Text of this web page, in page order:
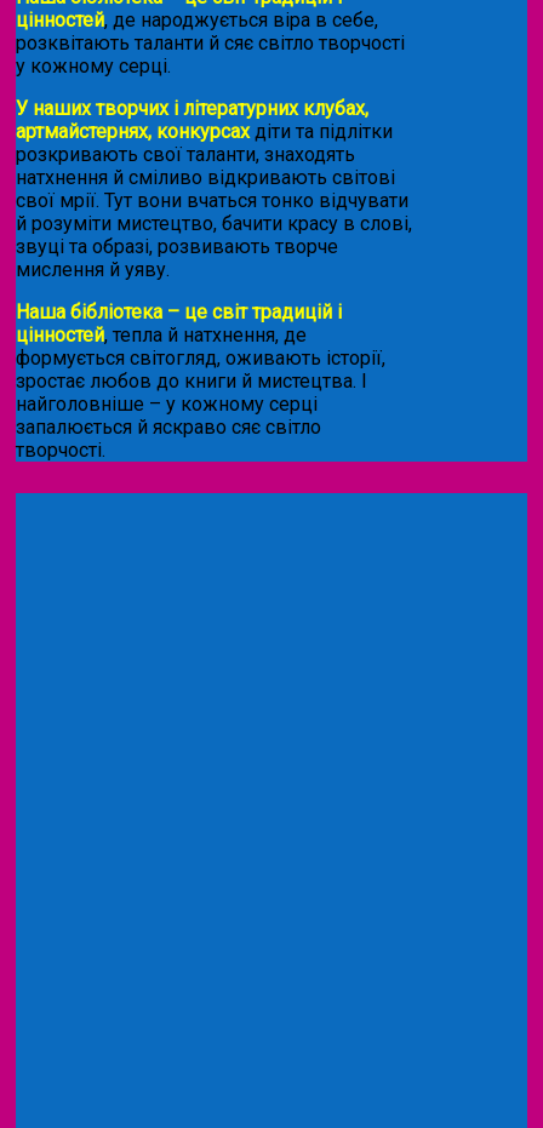
цінностей, де народжується віра в себе,
розквітають таланти й сяє світло творчості
у кожному серці.
У наших творчих і літературних клубах,
артмайстернях, конкурсахдіти та підлітки
розкривають свої таланти, знаходять
натхнення й сміливо відкривають світові
свої мрії. Тут вони вчаться тонко відчувати
й розуміти мистецтво, бачити красу в слові,
звуці та образі, розвивають творче
мислення й уяву.
Наша бібліотека – це світ традицій і
цінностей, тепла й натхнення, де
формується світогляд, оживають історії,
зростає любов до книги й мистецтва. І
найголовніше – у кожному серці
запалюється й яскраво сяє світло
творчості.